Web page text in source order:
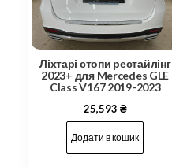
Ліхтарі стопи рестайлінг
2023+ для Mercedes GLE
Class V167 2019-2023
25,593 ₴
Додати в кошик